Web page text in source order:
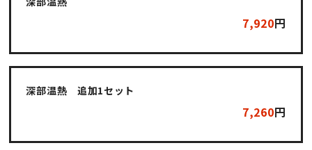
7,920円
深部温熱 追加1セット
7,260円